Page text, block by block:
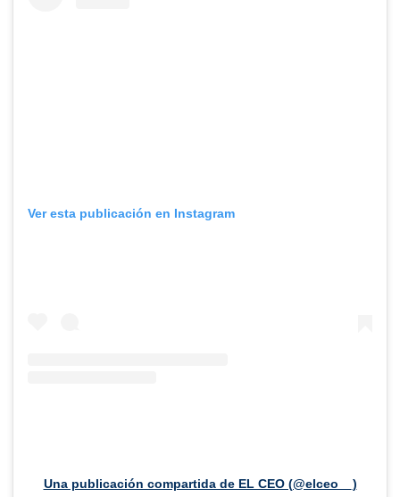
Ver esta publicación en Instagram
Una publicación compartida de EL CEO (@elceo__)